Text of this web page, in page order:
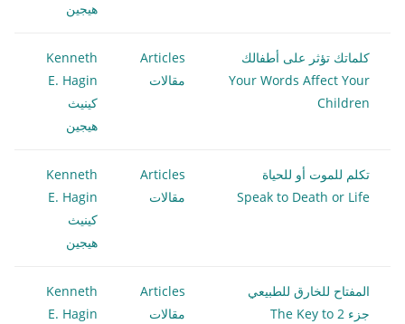
هيجين
كلماتك تؤثر على أطفالك
Your Words Affect Your
Children
Articles
مقالات
Kenneth
E. Hagin
كينيث
هيجين
تكلم للموت أو للحياة
Speak to Death or Life
Articles
مقالات
Kenneth
E. Hagin
كينيث
هيجين
المفتاح للخارق للطبيعي
جزء 2 The Key to
Articles
مقالات
Kenneth
E. Hagin